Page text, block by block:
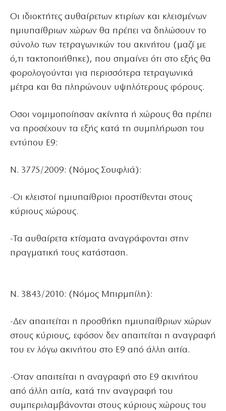
Οι ιδιοκτήτες αυθαίρετων κτιρίων και κλεισμένων
ημιυπαίθριων χώρων θα πρέπει να δηλώσουν το
σύνολο των τετραγωνικών του ακινήτου (μαζί με
ό,τι τακτοποιήθηκε), που σημαίνει ότι στο εξής θα
φορολογούνται για περισσότερα τετραγωνικά
μέτρα και θα πληρώνουν υψηλότερους φόρους.
Οσοι νομιμοποίησαν ακίνητα ή χώρους θα πρέπει
να προσέχουν τα εξής κατά τη συμπλήρωση του
εντύπου Ε9:
Ν. 3775/2009: (Νόμος Σουφλιά):
-Οι κλειστοί ημιυπαίθριοι προστίθενται στους
κύριους χώρους.
-Τα αυθαίρετα κτίσματα αναγράφονται στην
πραγματική τους κατάσταση.
Ν. 3843/2010: (Νόμος Μπιρμπίλη):
-Δεν απαιτείται η προσθήκη ημιυπαίθριων χώρων
στους κύριους, εφόσον δεν απαιτείται η αναγραφή
του εν λόγω ακινήτου στο Ε9 από άλλη αιτία.
-Οταν απαιτείται η αναγραφή στο Ε9 ακινήτου
από άλλη αιτία, κατά την αναγραφή του
συμπεριλαμβάνονται στους κύριους χώρους του